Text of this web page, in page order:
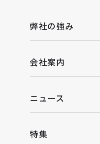
弊社の強み
会社案内
ニュース
特集